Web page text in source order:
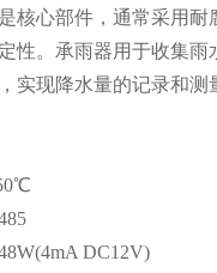
核心部件，通常采用
性。承雨器用于收集
实现降水量的记录和测
DC12V)